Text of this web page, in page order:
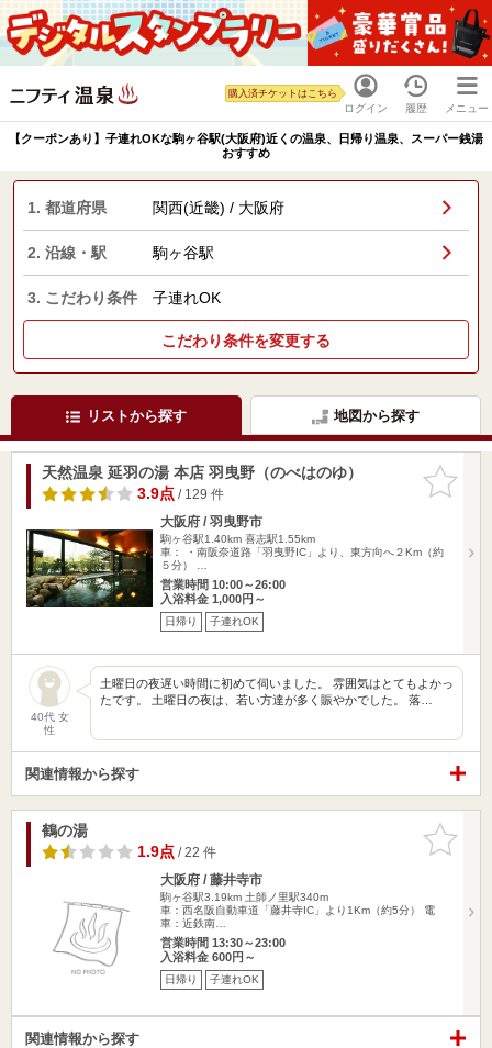
ログイン
購入済チケットはこちら
履歴 メニュー
【クーポンあり】子連れOKな駒ヶ谷駅(大阪府)近くの温泉、日帰り温泉、スーパー銭湯
おすすめ
1. 都道府県 関西(近畿) / 大阪府
2. 沿線・駅 駒ヶ谷駅
3. こだわり条件 子連れOK
こだわり条件を変更する
リストから探す 地図から探す
お気に入
りに追加
天然温泉 延羽の湯 本店 羽曳野（のべはのゆ）
3.9点/ 129 件
大阪府 / 羽曳野市
駒ヶ谷駅1.40km 喜志駅1.55km
車： ・南阪奈道路「羽曳野IC」より、東方向へ２Km（約
５分） …
営業時間 10:00～26:00
入浴料金 1,000円～
日帰り 子連れOK
40代 女
性
土曜日の夜遅い時間に初めて伺いました。 雰囲気はとてもよかっ
たです。 土曜日の夜は、若い方達が多く賑やかでした。 落…
関連情報から探す
お気に入
りに追加
鶴の湯
1.9点/ 22 件
大阪府 / 藤井寺市
駒ヶ谷駅3.19km 土師ノ里駅340m
車：西名阪自動車道「藤井寺IC」より1Km（約5分） 電
車：近鉄南…
営業時間 13:30～23:00
入浴料金 600円～
日帰り 子連れOK
関連情報から探す